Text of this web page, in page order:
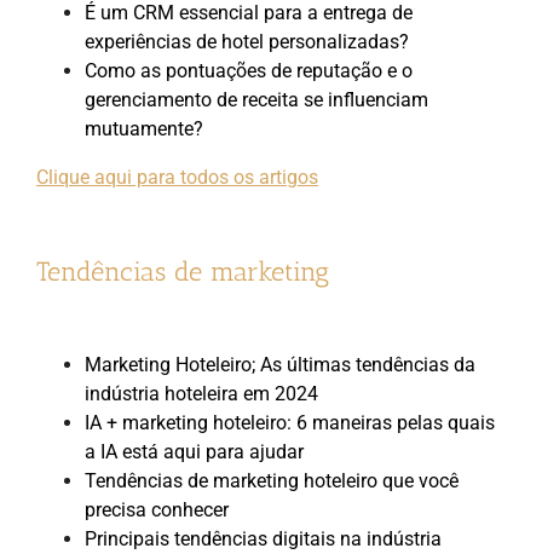
É um CRM essencial para a entrega de
experiências de hotel personalizadas?
Como as pontuações de reputação e o
gerenciamento de receita se influenciam
mutuamente?
Clique aqui para todos os artigos
Tendências de marketing
Marketing Hoteleiro; As últimas tendências da
indústria hoteleira em 2024
IA + marketing hoteleiro: 6 maneiras pelas quais
a IA está aqui para ajudar
Tendências de marketing hoteleiro que você
precisa conhecer
Principais tendências digitais na indústria